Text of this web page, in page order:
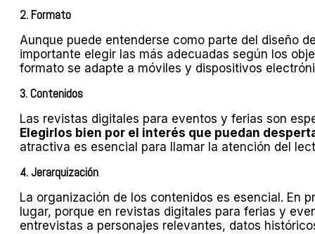
2. Formato
Aunque puede entenderse como parte del diseño
importante elegir las más adecuadas según los
formato se adapte a móviles y dispositivos
3. Contenidos
Las revistas digitales para eventos y ferias son
Elegirlos bien por el interés que puedan
atractiva es esencial para llamar la atención del
4. Jerarquización
La organización de los contenidos es esencial. En
lugar, porque en revistas digitales para ferias y
entrevistas a personajes relevantes, datos